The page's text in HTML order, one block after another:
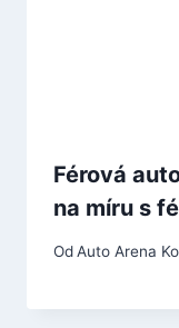
Férová
na míru s
OdAuto Arena